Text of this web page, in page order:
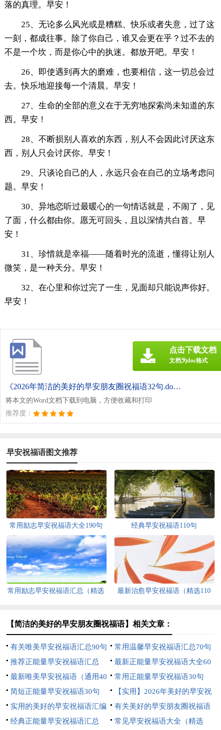
落的真理。早安！
25、无论多么风光或是糟糕、快乐或者失意，过了这
一刻，都成往事。除了你自己，谁又会更在乎？过不去的
不是一个坎，而是你心中的执迷。都放开吧。早安！
26、即使遇到再大的磨难，也要相信，这一切总会过
去。快乐地迎接每一个清晨。早安！
27、生命的全部的意义在于无穷地探索尚未知道的东
西。早安！
28、不断损别人喜欢的东西，别人不会因此讨厌这东
西，别人只会讨厌你。早安！
29、只谈论自己的人，永远只会在自己的立场考虑问
题。早安！
30、异地恋听过最暖心的一句情话就是，不闹了，见
了面，什么都由你。愿无可回头，且以深情共白首。早
安！
31、珍惜就是幸福——随着时光的流逝，懂得让别人
微笑，是一种天分。早安！
32、在心里和你过完了一生，见面却只能说声你好。
早安！
《2026年简洁的美好的早安朋友圈祝福语32句.doc》
将本文的Word文档下载到电脑，方便收藏和打印
推荐度：
点击下载文档
文档为doc格式
早安祝福语图文推荐
常用励志早安祝福语大全190句
精选
经典早安祝福语110句
常用励志早安祝福语汇总（精选
最新治愈早安祝福语（精选110
【简洁的美好的早安朋友圈祝福语】相关文章：
有关唯美早安祝福语汇总90句
精选
常用温馨早安祝福语汇总70句
精选
推荐正能量早安祝福语汇总
（精选55句）
最新正能量早安祝福语大全60
句
最新唯美早安祝福语（通用40
句）
常用正能量早安祝福语30句
简短正能量早安祝福语30句
【实用】2026年美好的早安祝
福语语录35条
实用的美好的早安祝福语汇编
42条
有关美好的早安朋友圈祝福语
汇编50句
经典正能量早安祝福语汇总 常见早安祝福语大全（精选